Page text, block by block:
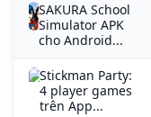
SAKURA School
Simulator APK
cho Android...
‎Stickman Party:
4 player games
trên App...